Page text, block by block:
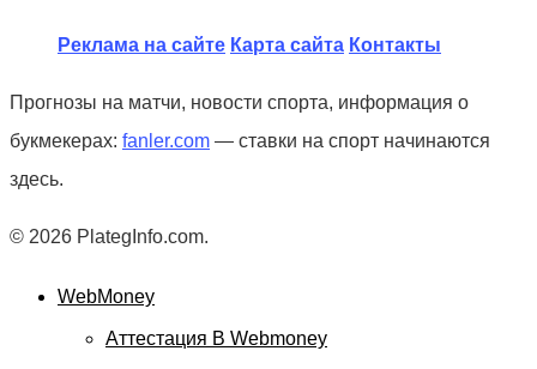
Реклама на сайте Карта сайта Контакты
Прогнозы на матчи, новости спорта, информация о
букмекерах: fanler.com — ставки на спорт начинаются
здесь.
© 2026 PlategInfo.com.
WebMoney
Аттестация В Webmoney